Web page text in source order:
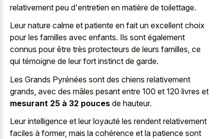
relativement peu d'entretien en matière de toilettage.
Leur nature calme et patiente en fait un excellent choix
pour les familles avec enfants. Ils sont également
connus pour être très protecteurs de leurs familles, ce
qui témoigne de leur fort instinct de garde.
Les Grands Pyrénées sont des chiens relativement
grands, avec des mâles pesant entre 100 et 120 livres et
mesurant 25 à 32 pouces de hauteur.
Leur intelligence et leur loyauté les rendent relativement
faciles à former, mais la cohérence et la patience sont